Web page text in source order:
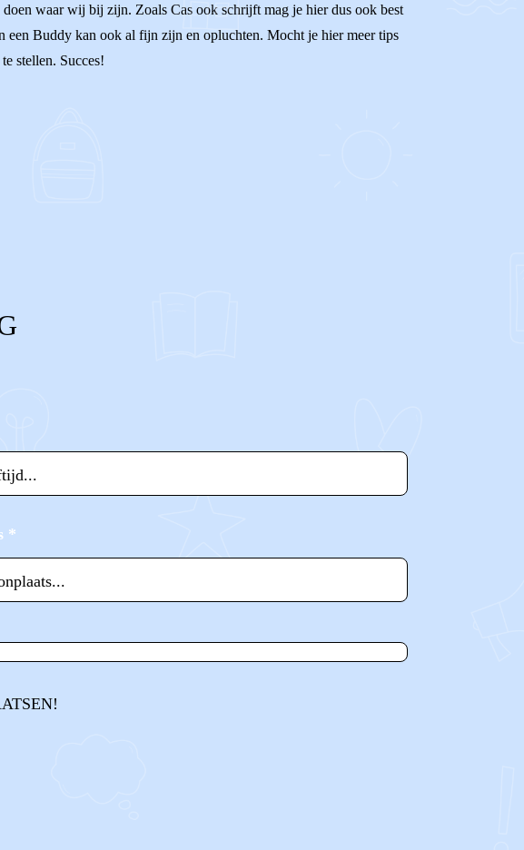
waar wij bij zijn. Zoals Cas ook schrijft mag je hier dus ook best
een Buddy kan ook al fijn zijn en opluchten. Mocht je hier meer tips
stellen. Succes!
*